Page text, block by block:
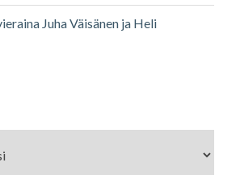
Juha Väisänen ja Heli